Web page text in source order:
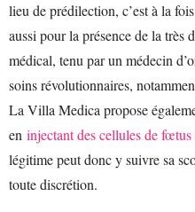
lieu de prédilection, c’est à la
aussi pour la présence de la très
médical, tenu par un médecin
soins révolutionnaires,
La Villa Medica propose
en injectant des cellules de fœtus
légitime peut donc y suivre sa
toute discrétion.